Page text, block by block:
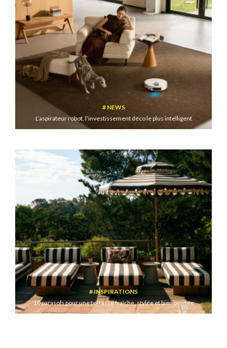
NEWS
L’aspirateur robot, l’investissement déco le plus intelligent
INSPIRATIONS
10 parasols pour une terrasse fraîche, stylée et bien pensée